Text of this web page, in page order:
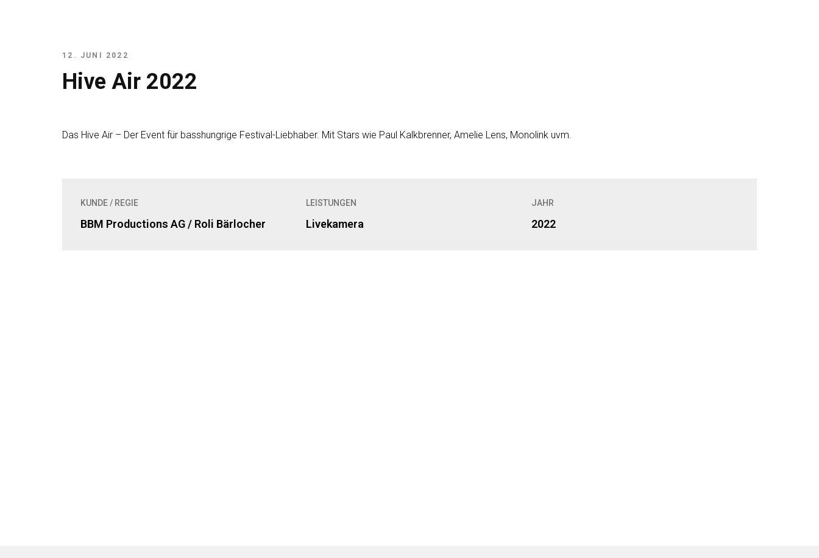
12. JUNI 2022
Hive Air 2022
Das Hive Air – Der Event für basshungrige Festival-Liebhaber. Mit Stars wie Paul Kalkbrenner, Amelie Lens, Monolink uvm.
KUNDE / REGIE
BBM Productions AG / Roli Bärlocher
LEISTUNGEN
Livekamera
JAHR
2022